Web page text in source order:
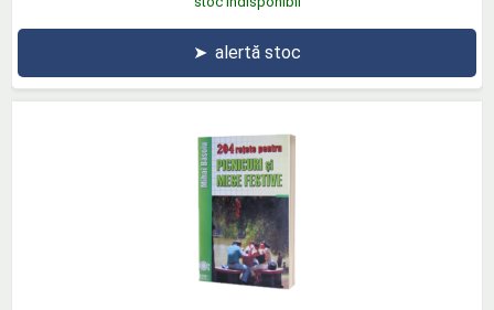
➤ alertă stoc